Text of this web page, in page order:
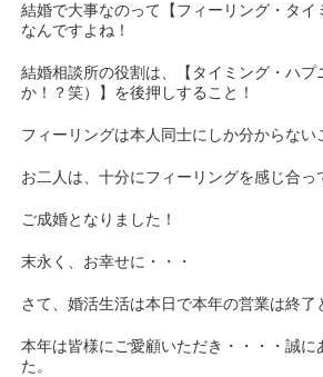
結婚で大事なのって【フィーリング・タイ
なんですよね！
結婚相談所の役割は、【タイミング・ハプ
か！？笑）】を後押しすること！
フィーリングは本人同士にしか分からない
お二人は、十分にフィーリングを感じ合っ
ご成婚となりました！
末永く、お幸せに・・・
さて、婚活生活は本日で本年の営業は
本年は皆様にご愛顧いただき・・・・誠に
た。